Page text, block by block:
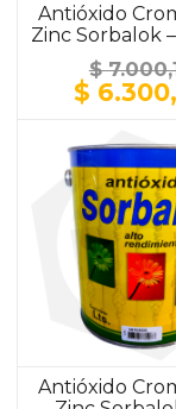
Antióxido
Zinc Sorbalok
/
$
El
precio
original
era:
$
$
Antióxido